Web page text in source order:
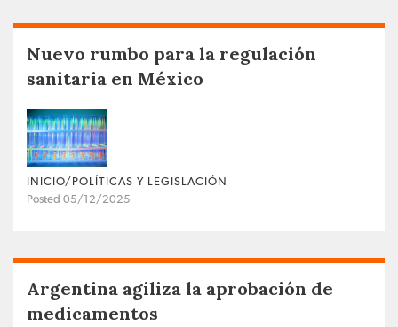
Nuevo rumbo para la regulación
sanitaria en México
INICIO/POLÍTICAS Y LEGISLACIÓN
Posted 05/12/2025
Argentina agiliza la aprobación de
medicamentos